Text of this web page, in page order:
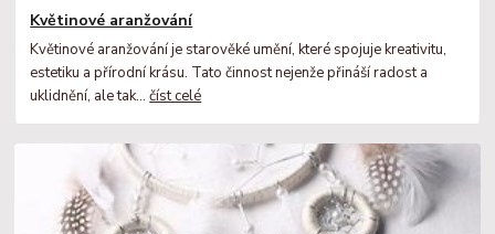
Květinové aranžování
Květinové aranžování je starověké umění, které spojuje kreativitu,
estetiku a přírodní krásu. Tato činnost nejenže přináší radost a
uklidnění, ale tak...číst celé